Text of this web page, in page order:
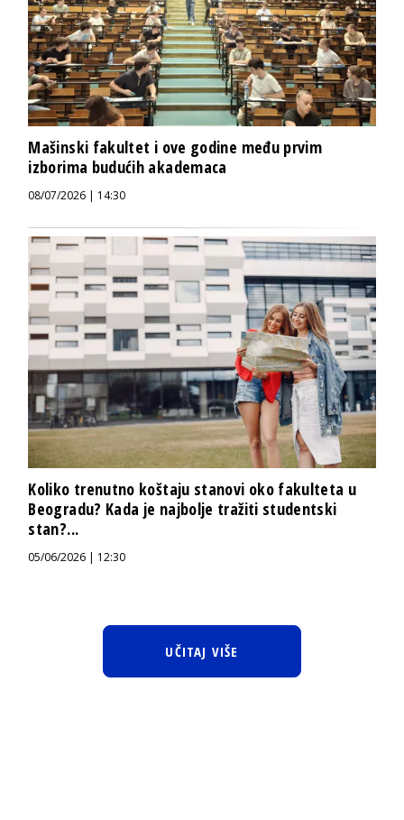
Mašinski fakultet i ove godine među prvim
izborima budućih akademaca
08/07/2026 | 14:30
Koliko trenutno koštaju stanovi oko fakulteta u
Beogradu? Kada je najbolje tražiti studentski
stan?...
05/06/2026 | 12:30
UČITAJ VIŠE